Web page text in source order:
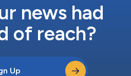
news had
of reach?
Up